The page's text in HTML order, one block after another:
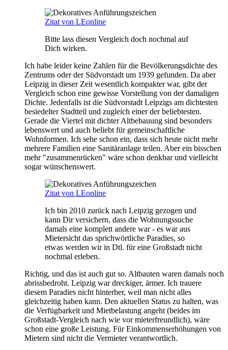
Zitat von LEonline
Bitte lass diesen Vergleich doch nochmal auf
Dich wirken.
Ich habe leider keine Zahlen für die Bevölkerungsdichte des
Zentrums oder der Südvorstadt um 1939 gefunden. Da aber
Leipzig in dieser Zeit wesentlich kompakter war, gibt der
Vergleich schon eine gewisse Vorstellung von der damaligen
Dichte. Jedenfalls ist die Südvorstadt Leipzigs am dichtesten
besiedelter Stadtteil und zugleich einer der beliebtesten.
Gerade die Viertel mit dichter Altbebauung sind besonders
lebenswert und auch beliebt für gemeinschaftliche
Wohnformen. Ich sehe schon ein, dass sich heute nicht mehr
mehrere Familien eine Sanitäranlage teilen. Aber ein bisschen
mehr "zusammenrücken" wäre schon denkbar und vielleicht
sogar wünschenswert.
Zitat von LEonline
Ich bin 2010 zurück nach Leipzig gezogen und
kann Dir versichern, dass die Wohnungssuche
damals eine komplett andere war - es war aus
Mietersicht das sprichwörtliche Paradies, so
etwas werden wir in Dtl. für eine Großstadt nicht
nochmal erleben.
Richtig, und das ist auch gut so. Altbauten waren damals noch
abrissbedroht. Leipzig war dreckiger, ärmer. Ich trauere
diesem Paradies nicht hinterher, weil man nicht alles
gleichzeitig haben kann. Den aktuellen Status zu halten, was
die Verfügbarkeit und Mietbelastung angeht (beides im
Großstadt-Vergleich nach wie vor mieterfreundlich), wäre
schon eine große Leistung. Für Einkommenserhöhungen von
Mietern sind nicht die Vermieter verantwortlich.